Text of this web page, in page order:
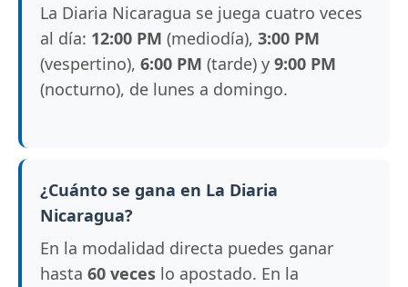
La Diaria Nicaragua se juega cuatro veces
al día: 12:00 PM (mediodía), 3:00 PM
(vespertino), 6:00 PM (tarde) y 9:00 PM
(nocturno), de lunes a domingo.
¿Cuánto se gana en La Diaria
Nicaragua?
En la modalidad directa puedes ganar
hasta 60 veces lo apostado. En la